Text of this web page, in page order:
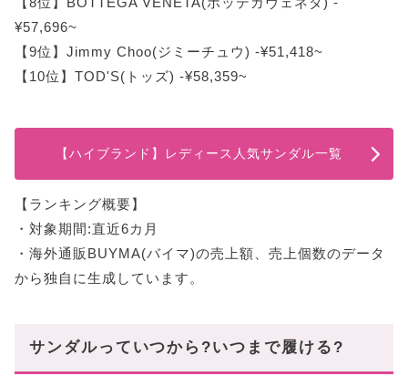
¥57,696~
【9位】Jimmy Choo(ジミーチュウ) -¥51,418~
【10位】TOD'S(トッズ) -¥58,359~
【ハイブランド】レディース人気サンダル一覧
【ランキング概要】
・対象期間:直近6カ月
・海外通販BUYMA(バイマ)の売上額、売上個数のデータ
から独自に生成しています。
サンダルっていつから?いつまで履ける?